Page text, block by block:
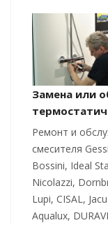
Замена или
Ремонт и
смесителя
Bossini, Ideal
Nicolazzi,
Lupi, CISAL,
Aqualux,